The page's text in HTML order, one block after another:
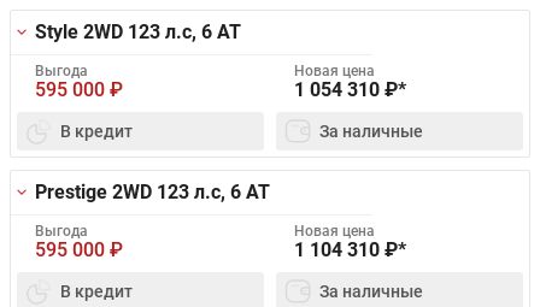
Style 2WD 123 л.с, 6 AT
Выгода
595 000 ₽
Новая цена
1 054 310 ₽*
В кредит За наличные
Prestige 2WD 123 л.с, 6 AT
Выгода
595 000 ₽
Новая цена
1 104 310 ₽*
В кредит За наличные